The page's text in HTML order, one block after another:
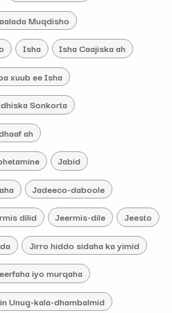
Muqdisho
Isha Isha Caajiska ah
xuub ee Isha
Sonkorta
ah
Jabid
Jadeeco-daboole
dilid Jeermis-dile Jeesto
Jirro hiddo sidaha ka yimid
iyo murqaha
Unug-kala-dhambalmid